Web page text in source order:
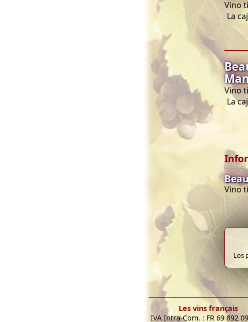
Vino
La
Vino
La
Vino
Los
Les vins français
IVA Intra-Com. : FR 69 892